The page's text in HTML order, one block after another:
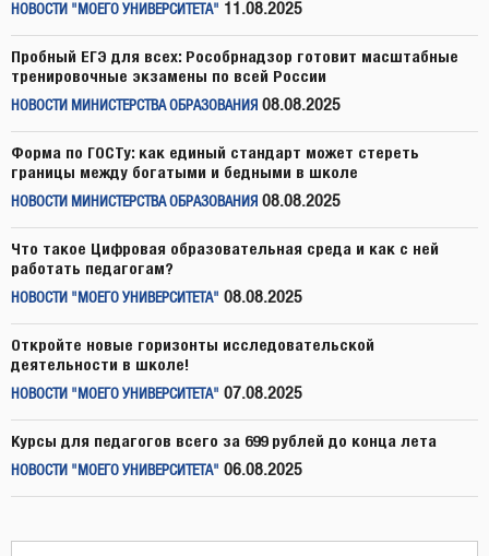
НОВОСТИ "МОЕГО УНИВЕРСИТЕТА" 11.08.2025
Пробный ЕГЭ для всех: Рособрнадзор готовит масштабные
тренировочные экзамены по всей России
НОВОСТИ МИНИСТЕРСТВА ОБРАЗОВАНИЯ 08.08.2025
Форма по ГОСТу: как единый стандарт может стереть
границы между богатыми и бедными в школе
НОВОСТИ МИНИСТЕРСТВА ОБРАЗОВАНИЯ 08.08.2025
Что такое Цифровая образовательная среда и как с ней
работать педагогам?
НОВОСТИ "МОЕГО УНИВЕРСИТЕТА" 08.08.2025
Откройте новые горизонты исследовательской
деятельности в школе!
НОВОСТИ "МОЕГО УНИВЕРСИТЕТА" 07.08.2025
Курсы для педагогов всего за 699 рублей до конца лета
НОВОСТИ "МОЕГО УНИВЕРСИТЕТА" 06.08.2025